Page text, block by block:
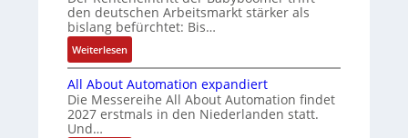
d
Z
s
t
a
n
N
C
-
S
y
s
t
t
ä
t
i
g
t
R
e
a
r
a
b
l
e
e
g
r
a
t
i
o
r
a
u
c
h
t
S
den deutschen Arbeitsmarkt stärker als
bislang befürchtet: Bis…
Weiterlesen:
B
i
s
2
0
All About Automation expandiert
Die Messereihe All About Automation findet
2027 erstmals in den Niederlanden statt.
Und…